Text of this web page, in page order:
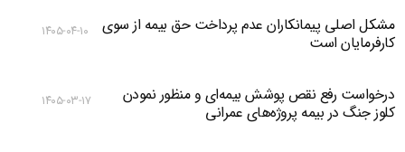
مشکل اصلی پیمانکاران عدم پرداخت حق بیمه از سوی
کارفرمایان است
۱۴۰۵-۰۴-۱۰
درخواست رفع نقص پوشش بیمه‌ای و منظور نمودن
کلوز جنگ در بیمه پروژه‌های عمرانی
۱۴۰۵-۰۳-۱۷